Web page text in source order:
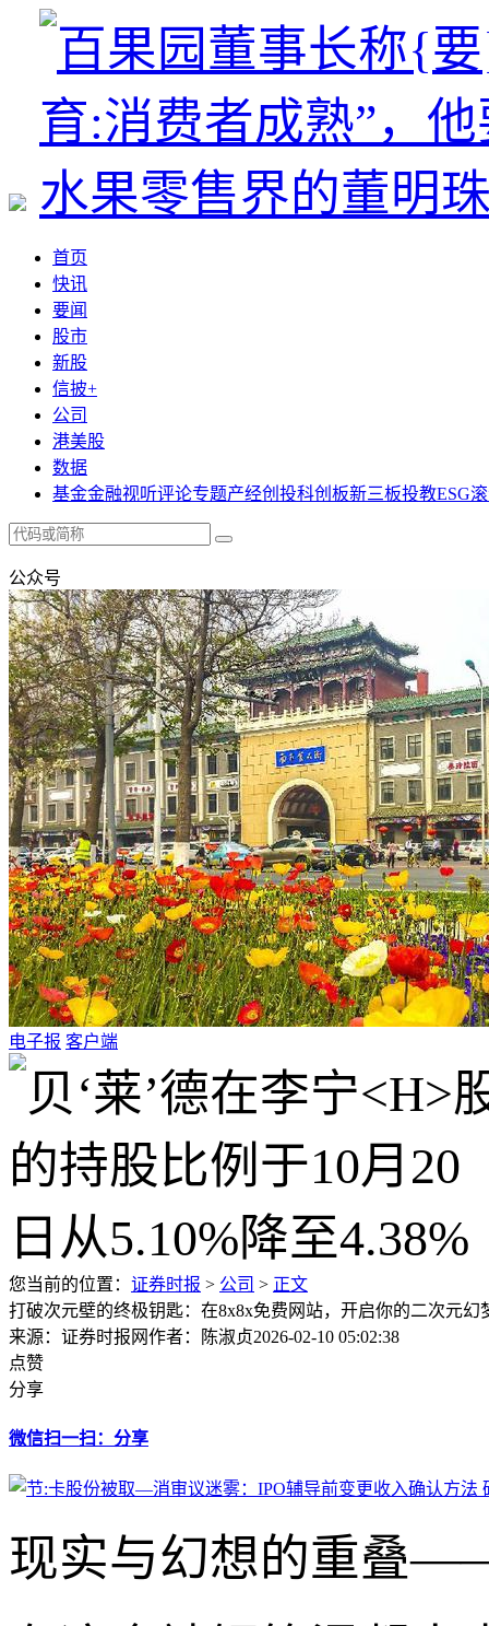
首页
快讯
要闻
股市
新股
信披+
公司
港美股
数据
基金金融视听评论专题产经创投科创板新三板投教ESG
公众号
电子报 客户端
您当前的位置： 证券时报 > 公司 > 正文
打破次元壁的终极钥匙：在8x8x免费网站，开启你的二次元幻
来源：证券时报网作者：陈淑贞2026-02-10 05:02:38
点赞
分享
微信扫一扫：分享
现实与幻想的重叠